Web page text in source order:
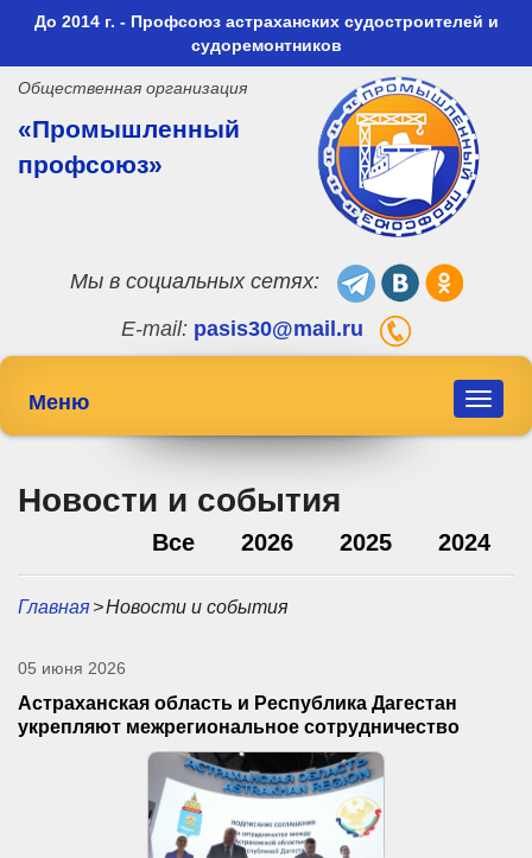
До 2014 г. - Профсоюз астраханских судостроителей и
судоремонтников
Общественная организация
«Промышленный
профсоюз»
Мы в социальных сетях:
E-mail: pasis30@mail.ru
Toggle
Меню
Новости и события
Все 2026 2025 2024
Главная>Новости и события
05 июня 2026
Астраханская область и Республика Дагестан
укрепляют межрегиональное сотрудничество